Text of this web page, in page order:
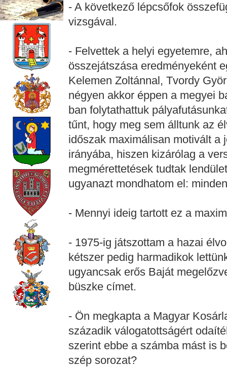
- A következő lépcsőfok
vizsgával.
- Felvettek a helyi egyetemre,
összejátszása eredményeként
Kelemen Zoltánnal, Tvordy
négyen akkor éppen a megyei
ban folytathattuk
tűnt, hogy meg sem álltunk az
időszak maximálisan motivált a
irányába, hiszen kizárólag a
megmérettetések tudtak
ugyanazt mondhatom el:
- Mennyi ideig tartott ez a
- 1975-ig játszottam a hazai
kétszer pedig harmadikok
ugyancsak erős Baját
büszke címet.
- Ön megkapta a Magyar
századik válogatottságért
szerint ebbe a számba mást is
szép sorozat?